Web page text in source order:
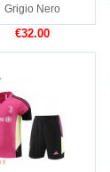
Grigio Nero
€32.00